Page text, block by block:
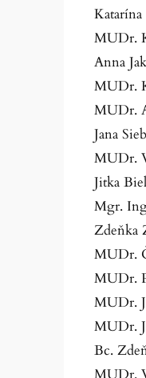
MUDr.
Anna
MUDr.
MUDr.
Jana
MUDr.
Jitka
Mgr.
Zdeňka
MUDr.
MUDr.
MUDr.
MUDr.
Bc.